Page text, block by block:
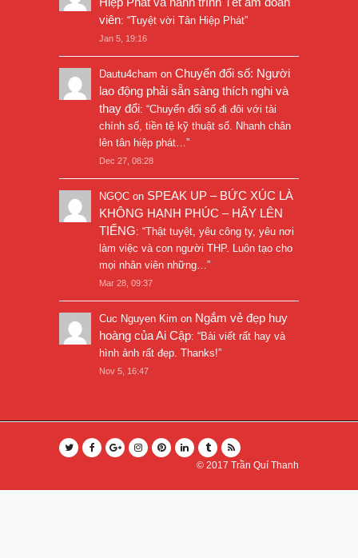
viên: “Tuyệt vời Tân Hiệp Phát”
Jan 5, 19:16
Dautu4cham on Chuyển đổi số: Người
lao động phải sẵn sàng thích nghi và
thay đổi: “Chuyển đổi số đi đôi với tài
chính số, tiền tệ kỹ thuật số. Nhanh chân
lên tân hiệp phát…”
Dec 27, 08:28
NGỌC on SPEAK UP – BỨC XÚC LÀ
KHÔNG HẠNH PHÚC – HÃY LÊN
TIẾNG: “Thật tuyệt, yêu công ty, yêu nơi
làm việc và con người THP. Luôn tạo cho
mọi nhân viên những…”
Mar 28, 09:37
Cuc Nguyen Kim on Ngắm vẻ đẹp huy
hoàng của Ai Cập: “Bài viết rất hay và
hình ảnh rất đẹp. Thanks!”
Nov 5, 16:47
© 2017 Trần Quí Thanh